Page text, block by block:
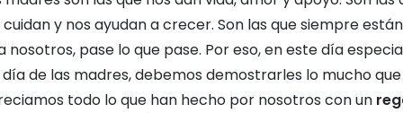
cuidan y nos ayudan a crecer. Son las que siempre
nosotros, pase lo que pase. Por eso, en este día
día de las madres, debemos demostrarles lo mucho que
todo lo que han hecho por nosotros con un